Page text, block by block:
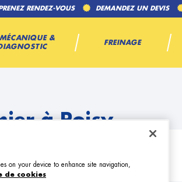
RENDEZ-VOUS DEMANDEZ UN DEVIS
MÉCANIQUE &
FREINAGE
à Poisy
on your device to enhance site navigation,
de cookies